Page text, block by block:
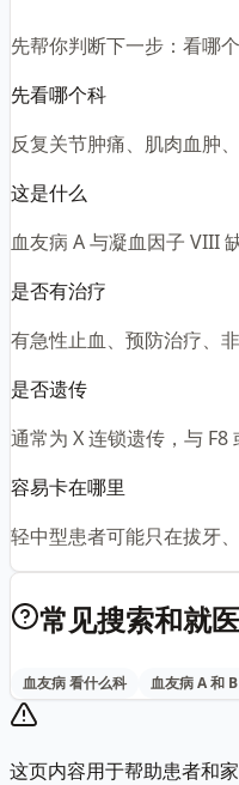
先帮你判断下一步：看哪
先看哪个科
反复关节肿痛、肌肉血肿
这是什么
血友病 A 与凝血因子 VIII
是否有治疗
有急性止血、预防治疗、
是否遗传
通常为 X 连锁遗传，与
容易卡在哪里
轻中型患者可能只在拔牙
常见搜索和就
血友病 看什么科 血友病 A 和
这页内容用于帮助患者和